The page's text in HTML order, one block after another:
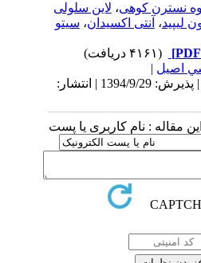
نسترن کوهی،لاین سلولی
،آنتی اکسیدان ،سیتو
اصیل|
دریافت: 1394/9/29 | پذیرش: 1394/9/29 | انتشار:
مقاله : نام کاربری یا پست